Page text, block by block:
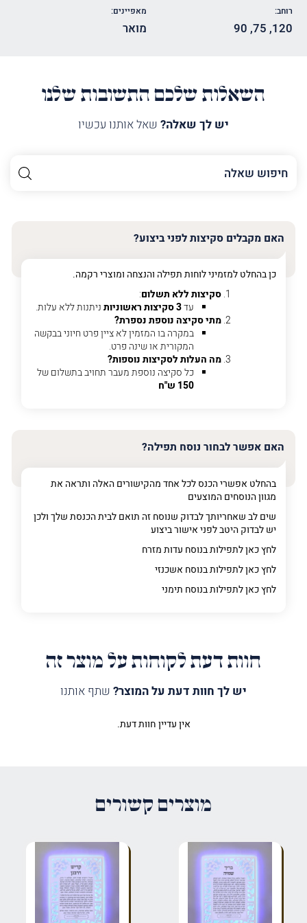
רוחב:
120
,
75
,
90
מאפיינים:
מואר
השאלות שלכם התשובות שלנו
יש לך שאלה? שאל אותנו עכשיו
השם
שלך
טלפון (חובה)
האם מקבלים סקיצות לפני ביצוע?
כן בהחלט למזמיני לוחות תפילה והנצחה ומוצרי רקמה.
סקיצות ללא תשלום:
עד3 סקיצות ראשוניות
ניתנות ללא עלות.
מתי סקיצה נוספת נספרת?
במקרה בו המזמין לא ציין פרט חיוני בבקשה
המקורית או שינה פרט.
מה העלות לסקיצות נוספות?
כל סקיצה נוספת מעבר תחויב בתשלום של
150 ש"ח
האם אפשר לבחור נוסח תפילה?
בהחלט אפשרי הכנס לכל אחד מהקישורים האלה ותראה את
מגוון הנוסחים המוצעים
שים לב שאחריותך לבדוק שנוסח זה תואם לבית הכנסת שלך ולכן
יש לבדוק היטב לפני אישור ביצוע
לחץ כאן לתפילות בנוסח עדות מזרח
לחץ כאן לתפילות בנוסח אשכנזי
לחץ כאן לתפילות בנוסח תימני
חוות דעת לקוחות על מוצר זה
יש לך חוות דעת על המוצר? שתף אותנו
הביקורת שלך*
אין עדיין חוות דעת.
מוצרים קשורים